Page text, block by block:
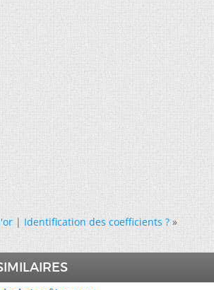
|Identification des coefficients ? »